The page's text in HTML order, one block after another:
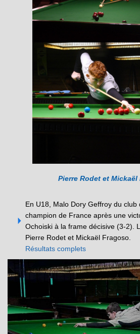
Pierre Rodet et Mickaël
En U18, Malo Dory Geffroy du
champion de France après une
Ochoiski à la frame décisive (3-2).
Pierre Rodet et Mickaël Fragoso.
Résultats complets